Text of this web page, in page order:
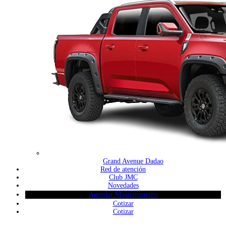
Grand Avenue Dadao
Red de atención
Club JMC
Novedades
Agendar Mantenimiento
Cotizar
Cotizar